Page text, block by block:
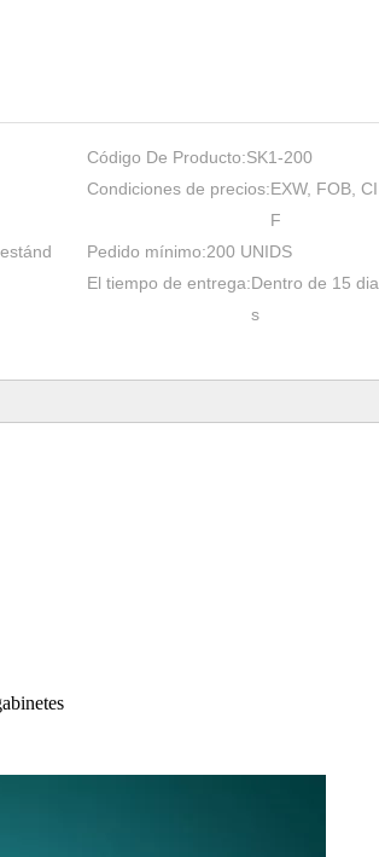
Código De Producto:SK1-200
Condiciones de precios:EXW, FOB, CI
F
Pedido mínimo:200 UNIDS
El tiempo de entrega:Dentro de 15 dia
s